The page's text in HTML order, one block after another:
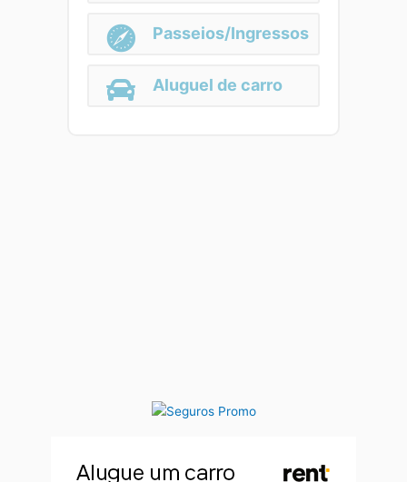
Passeios/Ingressos
Aluguel de carro